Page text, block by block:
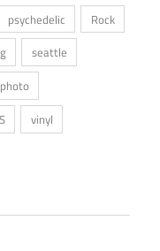
psychedelic
Rock
seattle
vinyl